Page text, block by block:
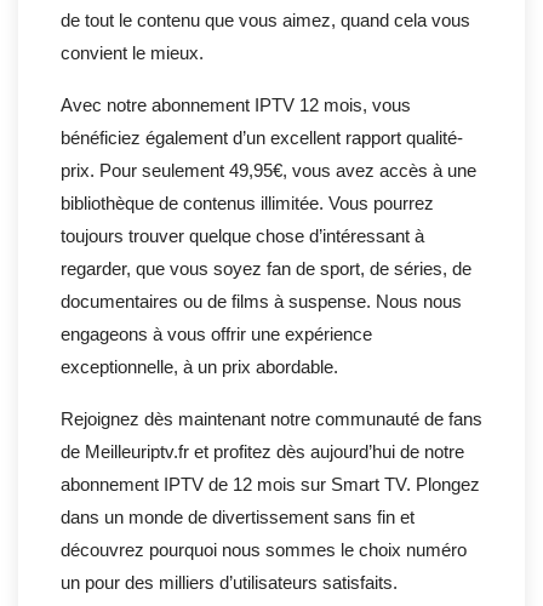
de tout le contenu que vous aimez, quand cela vous
convient le mieux.
Avec notre abonnement IPTV 12 mois, vous
bénéficiez également d’un excellent rapport qualité-
prix. Pour seulement 49,95€, vous avez accès à une
bibliothèque de contenus illimitée. Vous pourrez
toujours trouver quelque chose d’intéressant à
regarder, que vous soyez fan de sport, de séries, de
documentaires ou de films à suspense. Nous nous
engageons à vous offrir une expérience
exceptionnelle, à un prix abordable.
Rejoignez dès maintenant notre communauté de fans
de Meilleuriptv.fr et profitez dès aujourd’hui de notre
abonnement IPTV de 12 mois sur Smart TV. Plongez
dans un monde de divertissement sans fin et
découvrez pourquoi nous sommes le choix numéro
un pour des milliers d’utilisateurs satisfaits.